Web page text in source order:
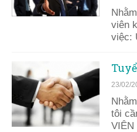
viên
việc:
23/02/
tôi